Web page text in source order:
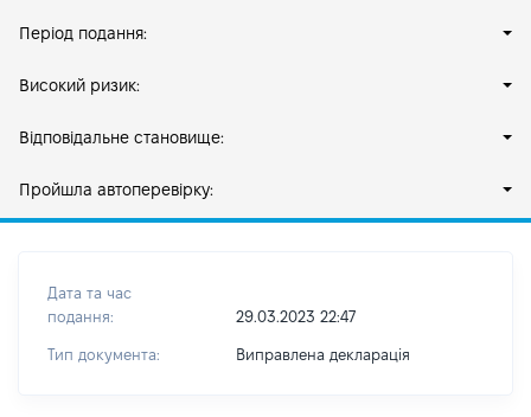
Період подання:
Високий ризик:
Відповідальне становище:
Пройшла автоперевірку:
Дата та час
подання:
29.03.2023 22:47
Тип документа: Виправлена декларація